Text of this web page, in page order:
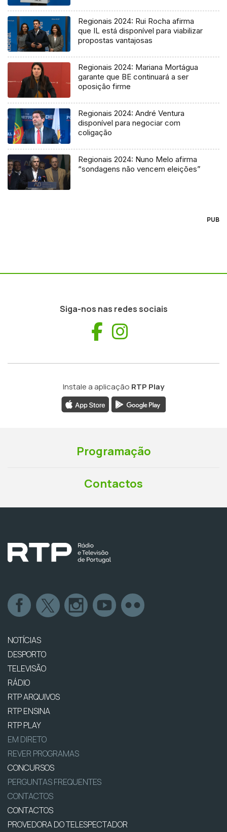
Regionais 2024: Rui Rocha afirma
que IL está disponível para viabilizar
propostas vantajosas
Regionais 2024: Mariana Mortágua
garante que BE continuará a ser
oposição firme
Regionais 2024: André Ventura
disponível para negociar com
coligação
Regionais 2024: Nuno Melo afirma
“sondagens não vencem eleições”
PUB
Siga-nos nas redes sociais
Facebook
Instale a aplicação RTP Play
Programação
Contactos
NOTÍCIAS
DESPORTO
TELEVISÃO
RÁDIO
RTP ARQUIVOS
RTP ENSINA
RTP PLAY
EM DIRETO
REVER PROGRAMAS
CONCURSOS
PERGUNTAS FREQUENTES
CONTACTOS
CONTACTOS
PROVEDORA DO TELESPECTADOR